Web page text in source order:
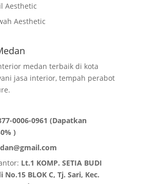
Aesthetic
Aesthetic
medan terbaik di kota
jasa interior, tempah perabot
0006-0961 (Dapatkan
)
Lt.1 KOMP. SETIA BUDI
No.15 BLOK C, Tj. Sari, Kec.